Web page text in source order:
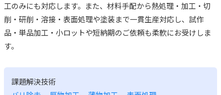
工のみにも対応します。また、材料手配から熱処理・加工・切
削・研削・溶接・表面処理や塗装まで一貫生産対応し、試作
品・単品加工・小ロットや短納期のご依頼も柔軟にお受けしま
す。
課題解決技術